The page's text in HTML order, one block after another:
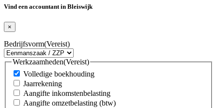
Vind een accountant in Bleiswijk
×
Bedrijfsvorm(Vereist)
Werkzaamheden(Vereist)
Volledige boekhouding
Jaarrekening
Aangifte inkomstenbelasting
Aangifte omzetbelasting (btw)